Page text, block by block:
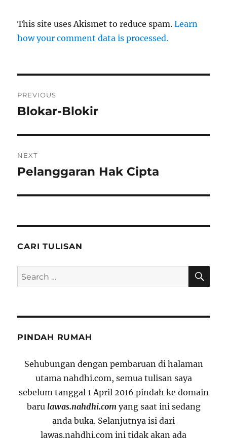
This site uses Akismet to reduce spam.Learn
how your comment data is processed.
navigation
PREVIOUS
Previous
Blokar-Blokir
NEXT
Next
Pelanggaran Hak Cipta
CARI TULISAN
Search
for:
PINDAH RUMAH
Sehubungan dengan pembaruan di halaman
utama nahdhi.com, semua tulisan saya
sebelum tanggal 1 April 2016 pindah ke domain
baru lawas.nahdhi.comyang saat ini sedang
anda buka. Selanjutnya isi dari
lawas.nahdhi.com ini tidak akan ada